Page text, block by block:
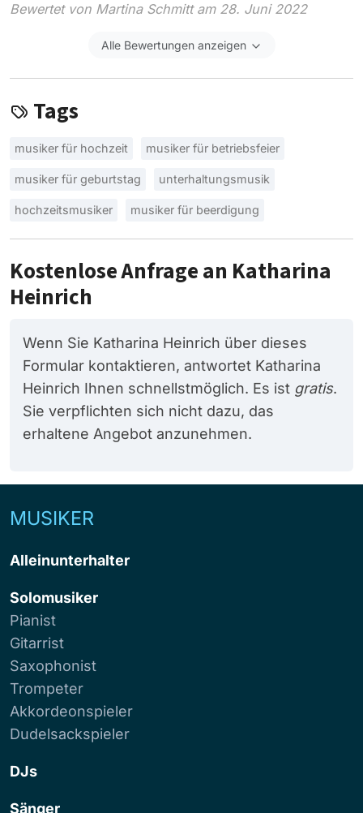
Bewertet von Martina Schmitt am 28. Juni 2022
Alle Bewertungen anzeigen
Tags
musiker für hochzeit musiker für betriebsfeier
musiker für geburtstag unterhaltungsmusik
hochzeitsmusiker musiker für beerdigung
Kostenlose Anfrage an Katharina
Heinrich
Wenn Sie Katharina Heinrich über dieses
Formular kontaktieren, antwortet Katharina
Heinrich Ihnen schnellstmöglich. Es ist gratis.
Sie verpflichten sich nicht dazu, das
erhaltene Angebot anzunehmen.
MUSIKER
Alleinunterhalter
Solomusiker
Pianist
Gitarrist
Saxophonist
Trompeter
Akkordeonspieler
Dudelsackspieler
DJs
Sänger